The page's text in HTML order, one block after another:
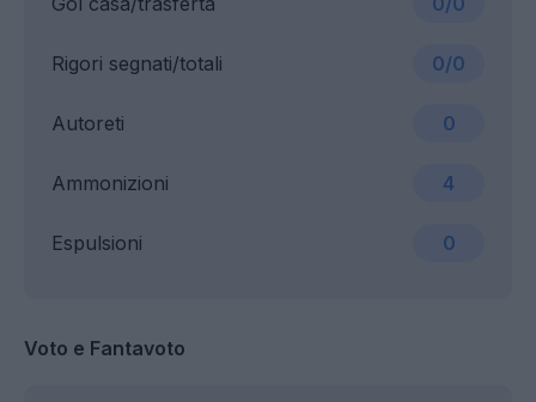
Ammonizioni 4
Rigori segnati/totali 0/0
Espulsioni 0
Autoreti 0
Voto e Fantavoto